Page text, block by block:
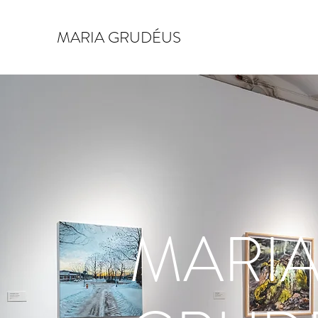
MARIA GRUDÉUS